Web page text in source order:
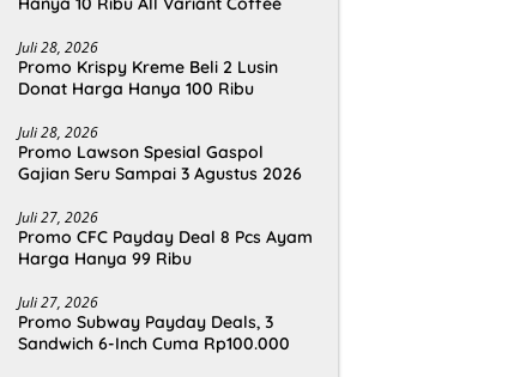
Juli 28, 2026
Promo Krispy Kreme Beli 2 Lusin
Donat Harga Hanya 100 Ribu
Juli 28, 2026
Promo Lawson Spesial Gaspol
Gajian Seru Sampai 3 Agustus 2026
Juli 27, 2026
Promo CFC Payday Deal 8 Pcs Ayam
Harga Hanya 99 Ribu
Juli 27, 2026
Promo Subway Payday Deals, 3
Sandwich 6-Inch Cuma Rp100.000